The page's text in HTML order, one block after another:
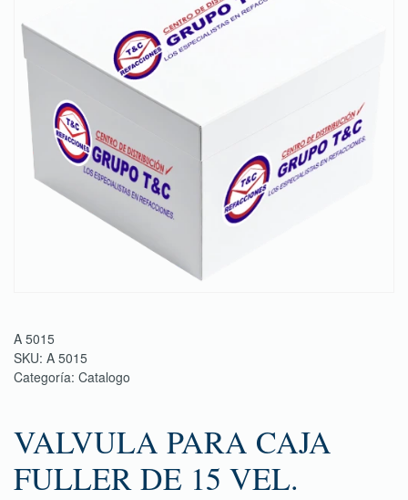
A 5015
SKU: A 5015
Categoría: Catalogo
VALVULA PARA CAJA
FULLER DE 15 VEL.